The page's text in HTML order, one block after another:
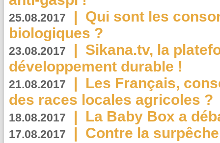
25.08.2017 | Qui sont les
biologiques ?
23.08.2017 | Sikana.tv, la
développement durable !
21.08.2017 | Les Français,
des races locales agricoles ?
18.08.2017 | La Baby Box a
17.08.2017 | Contre la